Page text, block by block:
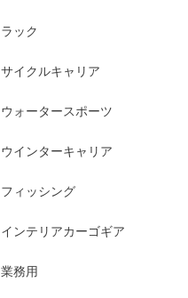
ラック
サイクルキャリア
ウォータースポーツ
ウインターキャリア
フィッシング
インテリアカーゴギア
業務用